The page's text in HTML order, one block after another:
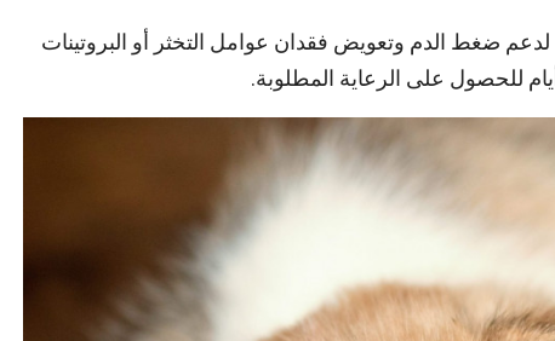
لدعم ضغط الدم وتعويض فقدان عوامل التخثر أو البروتينات
للحصول على الرعاية المطلوبة.